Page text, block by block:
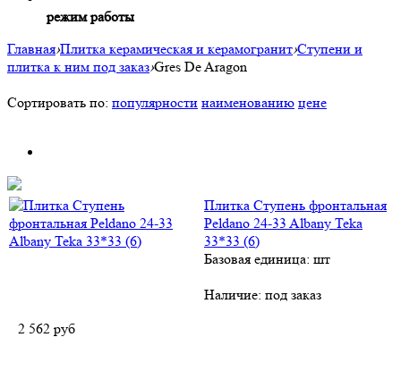
режим работы
Главная›Плитка керамическая и керамогранит›Ступени и
плитка к ним под заказ›Gres De Aragon
Сортировать по: популярности наименованию цене
Плитка Ступень фронтальная
Peldano 24-33 Albany Teka
33*33 (6)
Базовая единица: шт
Наличие: под заказ
2 562 руб